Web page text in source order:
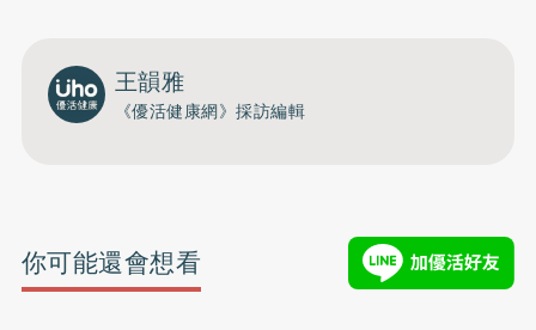
王韻雅
《優活健康網》採訪編輯
你可能還會想看